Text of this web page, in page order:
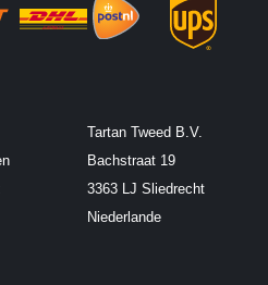
Tartan Tweed B.V.
Bachstraat 19
3363 LJ Sliedrecht
Niederlande